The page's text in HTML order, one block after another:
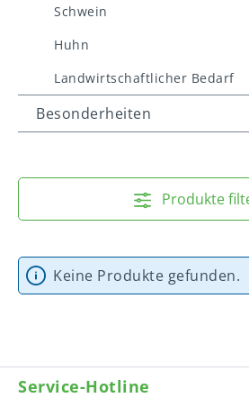
Schwein
Huhn
Landwirtschaftlicher Bedarf
Besonderheiten
Produkte
Keine Produkte gefunden.
Service-Hotline